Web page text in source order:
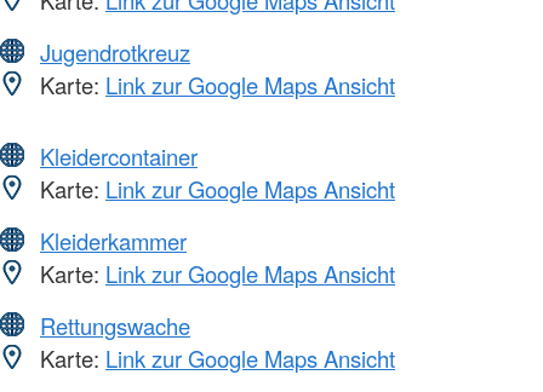
Jugendrotkreuz
Karte: Link zur Google Maps Ansicht
Kleidercontainer
Karte: Link zur Google Maps Ansicht
Kleiderkammer
Karte: Link zur Google Maps Ansicht
Rettungswache
Karte: Link zur Google Maps Ansicht